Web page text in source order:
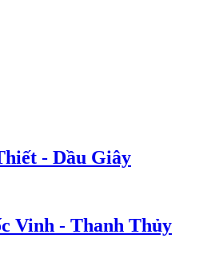
- Dầu Giây
Vinh - Thanh Thủy